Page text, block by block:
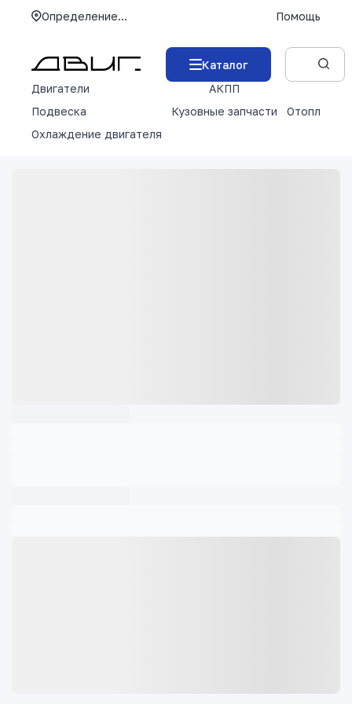
Определение... Помощь
Каталог
Двигатели
АКПП
Подвеска
Кузовные запчасти
Отопление
Охлаждение двигателя